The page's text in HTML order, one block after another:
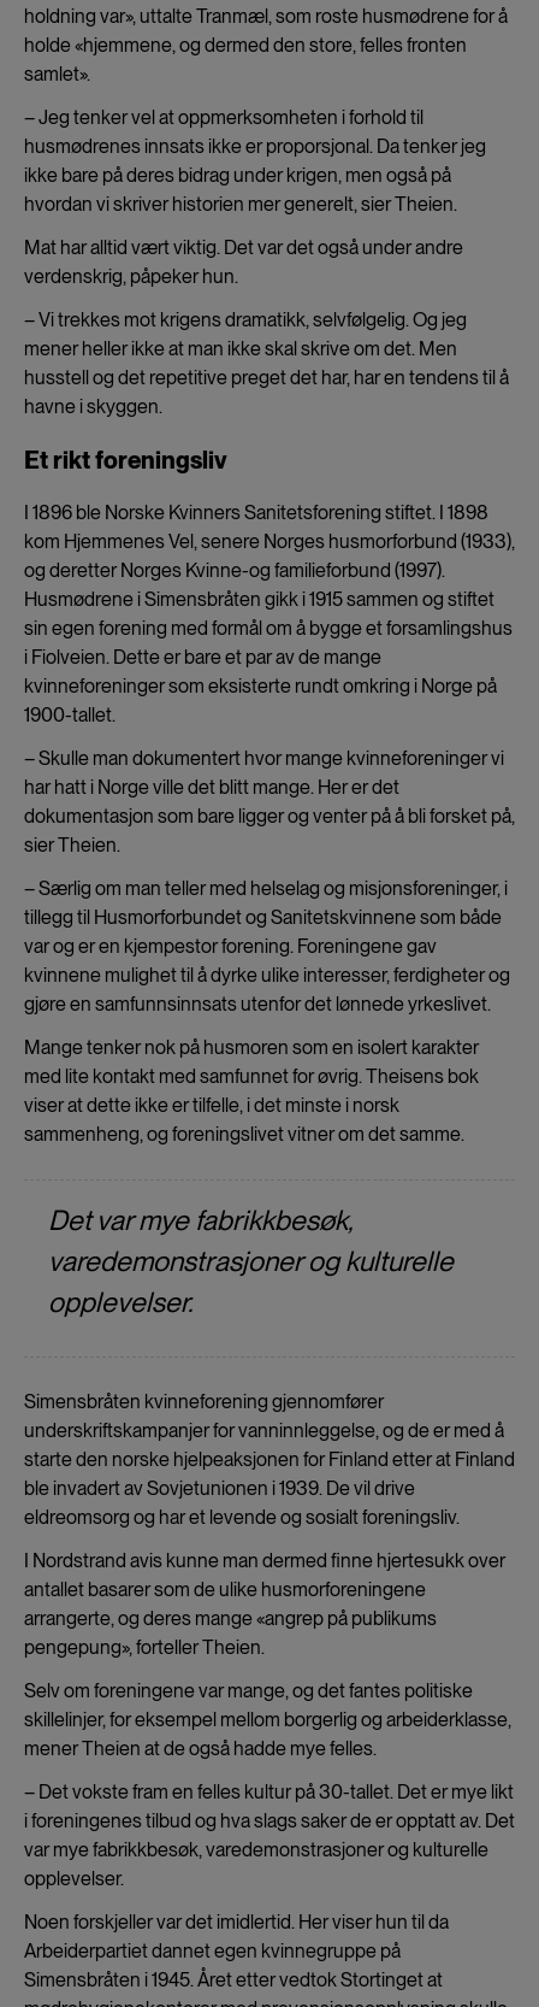
holdning var», uttalte Tranmæl, som roste husmødrene for å
holde «hjemmene, og dermed den store, felles fronten
samlet».
– Jeg tenker vel at oppmerksomheten i forhold til
husmødrenes innsats ikke er proporsjonal. Da tenker jeg
ikke bare på deres bidrag under krigen, men også på
hvordan vi skriver historien mer generelt, sier Theien.
Mat har alltid vært viktig. Det var det også under andre
verdenskrig, påpeker hun.
– Vi trekkes mot krigens dramatikk, selvfølgelig. Og jeg
mener heller ikke at man ikke skal skrive om det. Men
husstell og det repetitive preget det har, har en tendens til å
havne i skyggen.
Et rikt foreningsliv
I 1896 ble Norske Kvinners Sanitetsforening stiftet. I 1898
kom Hjemmenes Vel, senere Norges husmorforbund (1933),
og deretter Norges Kvinne-og familieforbund (1997).
Husmødrene i Simensbråten gikk i 1915 sammen og stiftet
sin egen forening med formål om å bygge et forsamlingshus
i Fiolveien. Dette er bare et par av de mange
kvinneforeninger som eksisterte rundt omkring i Norge på
1900-tallet.
– Skulle man dokumentert hvor mange kvinneforeninger vi
har hatt i Norge ville det blitt mange. Her er det
dokumentasjon som bare ligger og venter på å bli forsket på,
sier Theien.
– Særlig om man teller med helselag og misjonsforeninger, i
tillegg til Husmorforbundet og Sanitetskvinnene som både
var og er en kjempestor forening. Foreningene gav
kvinnene mulighet til å dyrke ulike interesser, ferdigheter og
gjøre en samfunnsinnsats utenfor det lønnede yrkeslivet.
Mange tenker nok på husmoren som en isolert karakter
med lite kontakt med samfunnet for øvrig. Theisens bok
viser at dette ikke er tilfelle, i det minste i norsk
sammenheng, og foreningslivet vitner om det samme.
Det var mye fabrikkbesøk,
varedemonstrasjoner og kulturelle
opplevelser.
Simensbråten kvinneforening gjennomfører
underskriftskampanjer for vanninnleggelse, og de er med å
starte den norske hjelpeaksjonen for Finland etter at Finland
ble invadert av Sovjetunionen i 1939. De vil drive
eldreomsorg og har et levende og sosialt foreningsliv.
I Nordstrand avis kunne man dermed finne hjertesukk over
antallet basarer som de ulike husmorforeningene
arrangerte, og deres mange «angrep på publikums
pengepung», forteller Theien.
Selv om foreningene var mange, og det fantes politiske
skillelinjer, for eksempel mellom borgerlig og arbeiderklasse,
mener Theien at de også hadde mye felles.
– Det vokste fram en felles kultur på 30-tallet. Det er mye likt
i foreningenes tilbud og hva slags saker de er opptatt av. Det
var mye fabrikkbesøk, varedemonstrasjoner og kulturelle
opplevelser.
Noen forskjeller var det imidlertid. Her viser hun til da
Arbeiderpartiet dannet egen kvinnegruppe på
Simensbråten i 1945. Året etter vedtok Stortinget at